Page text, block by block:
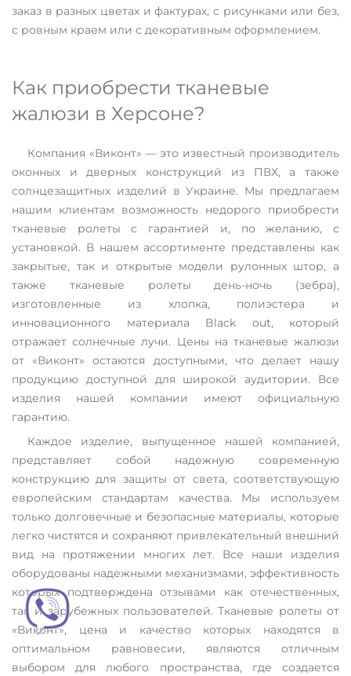
заказ в разных цветах и фактурах, с рисунками или без,
с ровным краем или с декоративным оформлением.
Как приобрести тканевые
жалюзи в Херсоне?
Компания «Виконт» — это известный производитель
оконных и дверных конструкций из ПВХ, а также
солнцезащитных изделий в Украине. Мы предлагаем
нашим клиентам возможность недорого приобрести
тканевые ролеты с гарантией и, по желанию, с
установкой. В нашем ассортименте представлены как
закрытые, так и открытые модели рулонных штор, а
также тканевые ролеты день-ночь (зебра),
изготовленные из хлопка, полиэстера и
инновационного материала Black out, который
отражает солнечные лучи. Цены на тканевые жалюзи
от «Виконт» остаются доступными, что делает нашу
продукцию доступной для широкой аудитории. Все
изделия нашей компании имеют официальную
гарантию.
Каждое изделие, выпущенное нашей компанией,
представляет собой надежную современную
конструкцию для защиты от света, соответствующую
европейским стандартам качества. Мы используем
только долговечные и безопасные материалы, которые
легко чистятся и сохраняют привлекательный внешний
вид на протяжении многих лет. Все наши изделия
оборудованы надежными механизмами, эффективность
которых подтверждена отзывами как отечественных,
так и зарубежных пользователей. Тканевые ролеты от
«Виконт», цена и качество которых находятся в
оптимальном равновесии, являются отличным
выбором для любого пространства, где создается